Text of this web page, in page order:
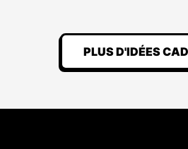
PLUS D'IDÉES